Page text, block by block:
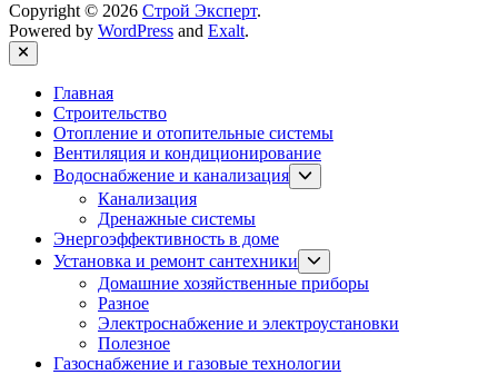
Copyright © 2026 Строй Эксперт.
Powered by WordPress and Exalt.
Close
Главная
Строительство
Отопление и отопительные системы
Вентиляция и кондиционирование
Водоснабжение и канализация
Show
sub
Канализация
Дренажные системы
Энергоэффективность в доме
Установка и ремонт сантехники
sub
menu
Домашние хозяйственные приборы
Разное
Электроснабжение и электроустановки
Полезное
Газоснабжение и газовые технологии